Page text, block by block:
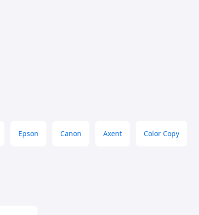
Epson Canon Axent Color Copy